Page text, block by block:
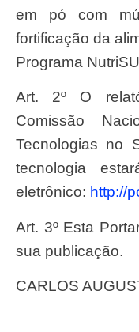
em pó com
fortificação da
Programa
Art. 2º O relatório de recomendação da
Comissão
Tecnologias no
tecnologia
eletrônico: http://
Art. 3º Esta Portaria entra em vigor na data de
sua publicação.
CARLOS